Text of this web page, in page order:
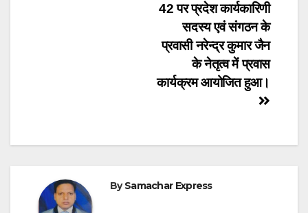
42 पर प्रदेश कार्यकारिणी
सदस्य एवं संगठन के
प्रवासी नरेन्द्र कुमार जैन
के नेतृत्व में प्रवास
कार्यक्रम आयोजित हुआ।
BySamachar Express